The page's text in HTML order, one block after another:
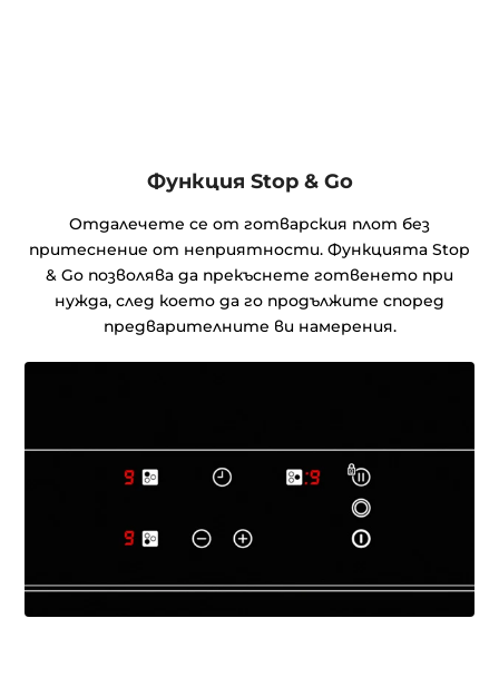
Функция Stop & Go
Отдалечете се от готварския плот без
притеснение от неприятности. Функцията Stop
& Go позволява да прекъснете готвенето при
нужда, след което да го продължите според
предварителните ви намерения.